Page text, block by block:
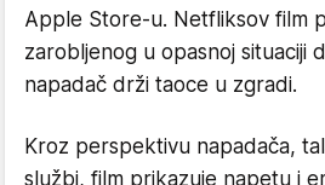
Apple Store-u. Netfliksov film
zarobljenog u opasnoj situaciji
napadač drži taoce u zgradi.
Kroz perspektivu napadača,
službi, film prikazuje napetu i